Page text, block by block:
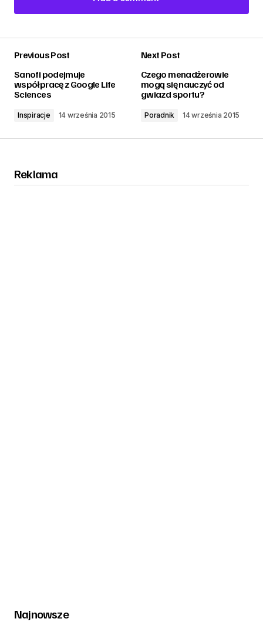
Add a comment
Previous Post
Sanofi podejmuje
współpracę z Google Life
Sciences
Inspiracje 14 września 2015
Next Post
Czego menadżerowie
mogą się nauczyć od
gwiazd sportu?
Poradnik 14 września 2015
Reklama
Najnowsze